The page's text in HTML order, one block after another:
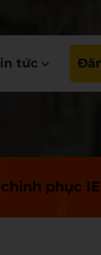
tức
phục